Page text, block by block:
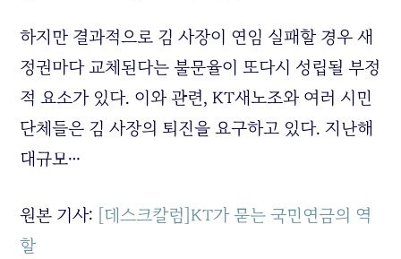
하지만 결과적으로 김 사장이 연임 실패할 경우 새
정권마다 교체된다는 불문율이 또다시 성립될 부정
적 요소가 있다. 이와 관련, KT새노조와 여러 시민
단체들은 김 사장의 퇴진을 요구하고 있다. 지난해
대규모…
원본 기사: [데스크칼럼]KT가 묻는 국민연금의 역
할